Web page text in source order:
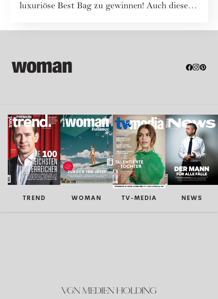
luxuriöse Best Bag zu gewinnen! Auch dieses
TREND WOMAN TV-MEDIA NEWS
VGN MEDIEN HOLDING